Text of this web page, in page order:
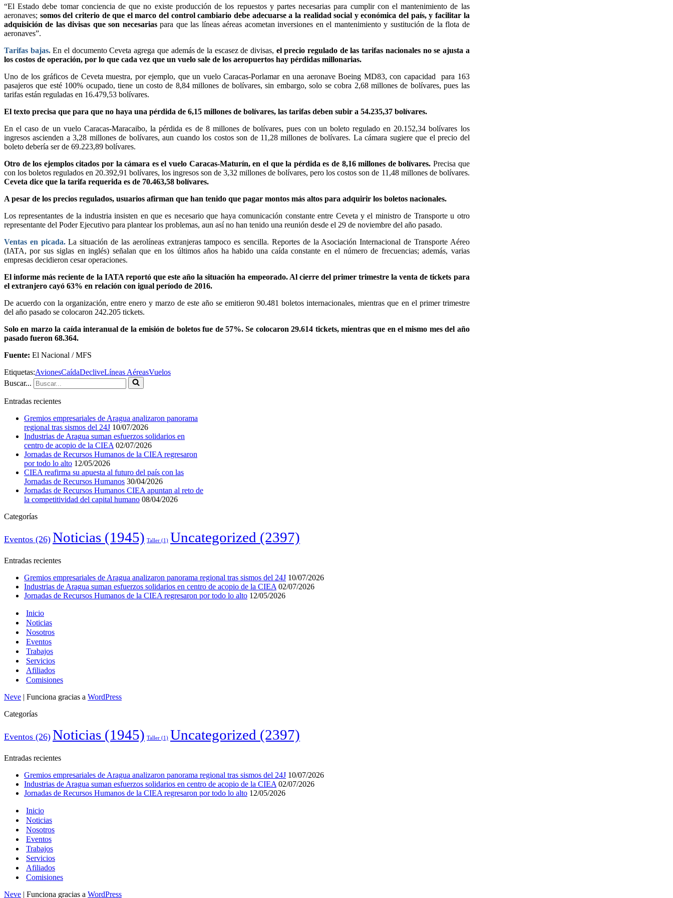
“El Estado debe tomar conciencia de que no existe producción de los repuestos y partes necesarias para cumplir con el mantenimiento de las
aeronaves; somos del criterio de que el marco del control cambiario debe adecuarse a la realidad social y económica del país, y facilitar la
adquisición de las divisas que son necesariaspara que las líneas aéreas acometan inversiones en el mantenimiento y sustitución de la flota de
aeronaves”.
Tarifas bajas.En el documento Ceveta agrega que además de la escasez de divisas, el precio regulado de las tarifas nacionales no se ajusta a
los costos de operación, por lo que cada vez que un vuelo sale de los aeropuertos hay pérdidas millonarias.
Uno de los gráficos de Ceveta muestra, por ejemplo, que un vuelo Caracas-Porlamar en una aeronave Boeing MD83, con capacidad para 163
pasajeros que esté 100% ocupado, tiene un costo de 8,84 millones de bolívares, sin embargo, solo se cobra 2,68 millones de bolívares, pues las
tarifas están reguladas en 16.479,53 bolívares.
El texto precisa que para que no haya una pérdida de 6,15 millones de bolívares, las tarifas deben subir a 54.235,37 bolívares.
En el caso de un vuelo Caracas-Maracaibo, la pérdida es de 8 millones de bolívares, pues con un boleto regulado en 20.152,34 bolívares los
ingresos ascienden a 3,28 millones de bolívares, aun cuando los costos son de 11,28 millones de bolívares. La cámara sugiere que el precio del
boleto debería ser de 69.223,89 bolívares.
Otro de los ejemplos citados por la cámara es el vuelo Caracas-Maturín, en el que la pérdida es de 8,16 millones de bolívares. Precisa que
con los boletos regulados en 20.392,91 bolívares, los ingresos son de 3,32 millones de bolívares, pero los costos son de 11,48 millones de bolívares.
Ceveta dice que la tarifa requerida es de 70.463,58 bolívares.
A pesar de los precios regulados, usuarios afirman que han tenido que pagar montos más altos para adquirir los boletos nacionales.
Los representantes de la industria insisten en que es necesario que haya comunicación constante entre Ceveta y el ministro de Transporte u otro
representante del Poder Ejecutivo para plantear los problemas, aun así no han tenido una reunión desde el 29 de noviembre del año pasado.
Ventas en picada.La situación de las aerolíneas extranjeras tampoco es sencilla. Reportes de la Asociación Internacional de Transporte Aéreo
(IATA, por sus siglas en inglés) señalan que en los últimos años ha habido una caída constante en el número de frecuencias; además, varias
empresas decidieron cesar operaciones.
El informe más reciente de la IATA reportó que este año la situación ha empeorado. Al cierre del primer trimestre la venta de tickets para
el extranjero cayó 63% en relación con igual período de 2016.
De acuerdo con la organización, entre enero y marzo de este año se emitieron 90.481 boletos internacionales, mientras que en el primer trimestre
del año pasado se colocaron 242.205 tickets.
Solo en marzo la caída interanual de la emisión de boletos fue de 57%. Se colocaron 29.614 tickets, mientras que en el mismo mes del año
pasado fueron 68.364.
Fuente: El Nacional / MFS
Etiquetas:AvionesCaídaDecliveLíneas AéreasVuelos
Buscar...
Entradas recientes
Gremios empresariales de Aragua analizaron panorama
regional tras sismos del 24J 10/07/2026
Industrias de Aragua suman esfuerzos solidarios en
centro de acopio de la CIEA 02/07/2026
Jornadas de Recursos Humanos de la CIEA regresaron
por todo lo alto 12/05/2026
CIEA reafirma su apuesta al futuro del país con las
Jornadas de Recursos Humanos 30/04/2026
Jornadas de Recursos Humanos CIEA apuntan al reto de
la competitividad del capital humano 08/04/2026
Categorías
Eventos (26) Noticias (1945) Taller (1) Uncategorized (2397)
Entradas recientes
Gremios empresariales de Aragua analizaron panorama regional tras sismos del 24J 10/07/2026
Industrias de Aragua suman esfuerzos solidarios en centro de acopio de la CIEA 02/07/2026
Jornadas de Recursos Humanos de la CIEA regresaron por todo lo alto 12/05/2026
Inicio
Noticias
Nosotros
Eventos
Trabajos
Servicios
Afiliados
Comisiones
Neve | Funciona gracias a WordPress
Categorías
Eventos (26) Noticias (1945) Taller (1) Uncategorized (2397)
Entradas recientes
Gremios empresariales de Aragua analizaron panorama regional tras sismos del 24J 10/07/2026
Industrias de Aragua suman esfuerzos solidarios en centro de acopio de la CIEA 02/07/2026
Jornadas de Recursos Humanos de la CIEA regresaron por todo lo alto 12/05/2026
Inicio
Noticias
Nosotros
Eventos
Trabajos
Servicios
Afiliados
Comisiones
Neve | Funciona gracias a WordPress